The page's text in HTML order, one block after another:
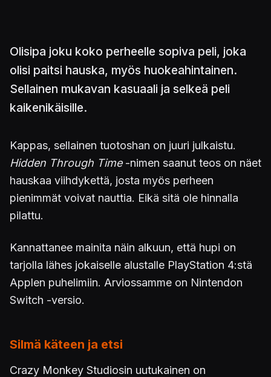
Olisipa joku koko perheelle sopiva peli, joka
olisi paitsi hauska, myös huokeahintainen.
Sellainen mukavan kasuaali ja selkeä peli
kaikenikäisille.
Kappas, sellainen tuotoshan on juuri julkaistu.
Hidden Through Time-nimen saanut teos on näet
hauskaa viihdykettä, josta myös perheen
pienimmät voivat nauttia. Eikä sitä ole hinnalla
pilattu.
Kannattanee mainita näin alkuun, että hupi on
tarjolla lähes jokaiselle alustalle PlayStation 4:stä
Applen puhelimiin. Arviossamme on Nintendon
Switch -versio.
Silmä käteen ja etsi
Crazy Monkey Studiosin uutukainen on